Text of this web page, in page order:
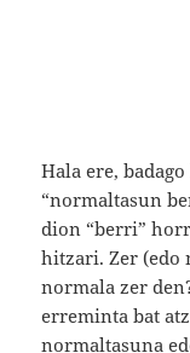
Hala ere,
“normaltasun
dion “berri”
hitzari. Zer (edo
normala zer
erreminta bat
normaltasuna